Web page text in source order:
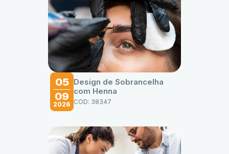
05
09
2026
Design de Sobrancelha
com Henna
COD: 38347